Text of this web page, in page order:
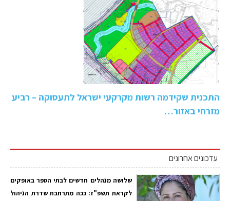
התכנית שקידמה רשות מקרקעי ישראל לתעסוקה – רביע
מזרחי באזור…
עדכונים אחרונים
שלושה מנהלים חדשים לבתי הספר באופקים
לקראת תשפ"ז: ככה מתרחבת שדרת הניהול